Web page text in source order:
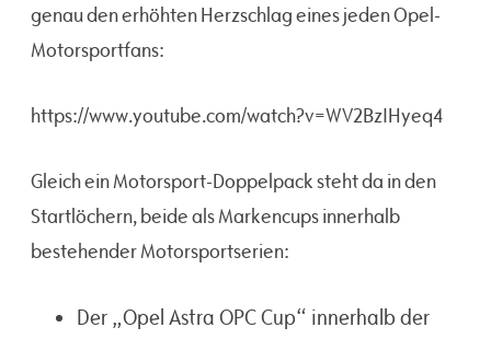
genau den erhöhten Herzschlag eines jeden Opel-
Motorsportfans:
https://www.youtube.com/watch?v=WV2BzIHyeq4
Gleich ein Motorsport-Doppelpack steht da in den
Startlöchern, beide als Markencups innerhalb
bestehender Motorsportserien:
Der „Opel Astra OPC Cup“ innerhalb der